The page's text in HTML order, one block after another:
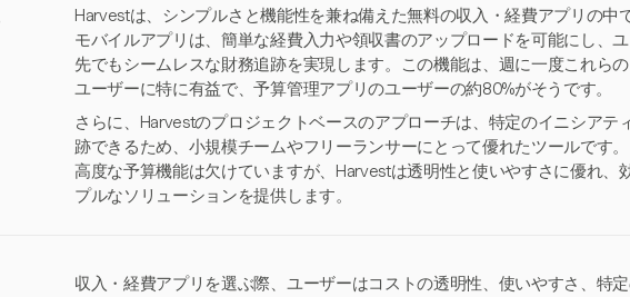
Harvestは、シンプルさと機能性を兼ね備えた無料の収入・経費アプリの中
モバイルアプリは、簡単な経費入力や領収書のアップロードを可能にし、
先でもシームレスな財務追跡を実現します。この機能は、週に一度これら
ユーザーに特に有益で、予算管理アプリのユーザーの約80%がそうです。
さらに、Harvestのプロジェクトベースのアプローチは、特定のイニシアテ
跡できるため、小規模チームやフリーランサーにとって優れたツールです
高度な予算機能は欠けていますが、Harvestは透明性と使いやすさに優れ、
プルなソリューションを提供します。
収入・経費アプリを選ぶ際、ユーザーはコストの透明性、使いやすさ、特